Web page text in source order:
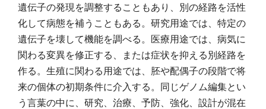
遺伝子の発現を調整することもあり、別の経路を活性
化して病態を補うこともある。研究用途では、特定の
遺伝子を壊して機能を調べる。医療用途では、病気に
関わる変異を修正する、または症状を抑える別経路を
作る。生殖に関わる用途では、胚や配偶子の段階で将
来の個体の初期条件に介入する。同じゲノム編集とい
う言葉の中に、研究、治療、予防、強化、設計が混在